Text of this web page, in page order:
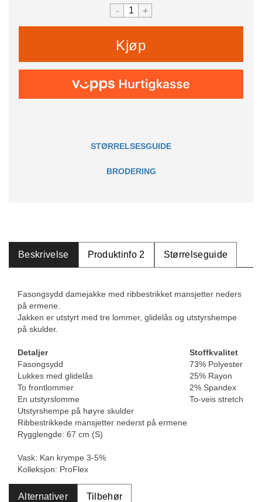
- +
Kjøp
STØRRELSESGUIDE
BRODERING
Beskrivelse Produktinfo 2 Størrelseguide
Fasongsydd damejakke med ribbestrikket mansjetter neders
på ermene.
Jakken er utstyrt med tre lommer, glidelås og utstyrshempe
på skulder.
Detaljer
Stoffkvalitet
Fasongsydd
73% Polyester
Lukkes med glidelås
25% Rayon
To frontlommer
2% Spandex
En utstyrslomme
To-veis stretch
Utstyrshempe på høyre skulder
Ribbestrikkede mansjetter nederst på ermene
Rygglengde: 67 cm (S)
Vask: Kan krympe 3-5%
Kolleksjon: ProFlex
Alternativer Tilbehør